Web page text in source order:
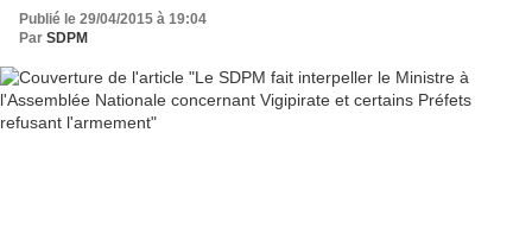
Publié le 29/04/2015 à 19:04
Par SDPM